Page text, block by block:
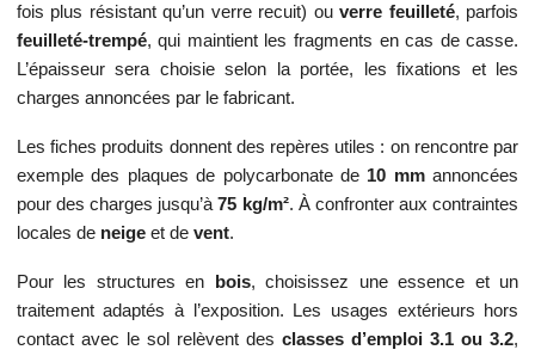
fois plus résistant qu’un verre recuit) ouverre feuilleté, parfois
feuilleté‑trempé, qui maintient les fragments en cas de casse.
L’épaisseur sera choisie selon la portée, les fixations et les
charges annoncées par le fabricant.
Les fiches produits donnent des repères utiles : on rencontre par
exemple des plaques de polycarbonate de 10 mmannoncées
pour des charges jusqu’à75 kg/m². À confronter aux contraintes
locales de neigeet de vent.
Pour les structures en bois, choisissez une essence et un
traitement adaptés à l’exposition. Les usages extérieurs hors
contact avec le sol relèvent desclasses d’emploi 3.1 ou 3.2,